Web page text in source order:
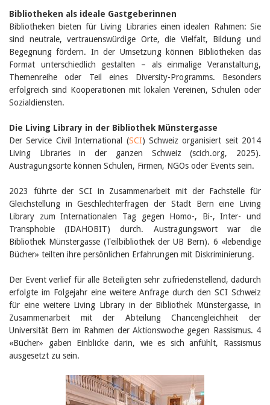
2017
2016
2015
2014
2013
2012
Bibliotheken als ideale Gastgeberinnen
Bibliotheken bieten für Living Libraries einen idealen Rahmen: Sie
sind neutrale, vertrauenswürdige Orte, die Vielfalt, Bildung und
Begegnung fördern. In der Umsetzung können Bibliotheken das
Format unterschiedlich gestalten – als einmalige Veranstaltung,
Themenreihe oder Teil eines Diversity-Programms. Besonders
erfolgreich sind Kooperationen mit lokalen Vereinen, Schulen oder
Sozialdiensten.
Die Living Library in der Bibliothek Münstergasse
Der Service Civil International (SCI) Schweiz organisiert seit 2014
Living Libraries in der ganzen Schweiz (scich.org, 2025).
Austragungsorte können Schulen, Firmen, NGOs oder Events sein.
2023 führte der SCI in Zusammenarbeit mit der Fachstelle für
Gleichstellung in Geschlechterfragen der Stadt Bern eine Living
Library zum Internationalen Tag gegen Homo-, Bi-, Inter- und
Transphobie (IDAHOBIT) durch. Austragungswort war die
Bibliothek Münstergasse (Teilbibliothek der UB Bern). 6 «lebendige
Bücher» teilten ihre persönlichen Erfahrungen mit Diskriminierung.
Der Event verlief für alle Beteiligten sehr zufriedenstellend, dadurch
erfolgte im Folgejahr eine weitere Anfrage durch den SCI Schweiz
für eine weitere Living Library in der Bibliothek Münstergasse, in
Zusammenarbeit mit der Abteilung Chancengleichheit der
Universität Bern im Rahmen der Aktionswoche gegen Rassismus. 4
«Bücher» gaben Einblicke darin, wie es sich anfühlt, Rassismus
ausgesetzt zu sein.